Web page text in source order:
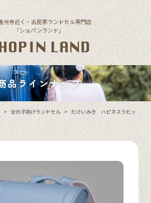
光寺近く・古民家ランドセル専門店
「ショパンランド」
品ラインナップ
> 女の子向けランドセル > たけいみき ハピネスラビッ